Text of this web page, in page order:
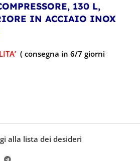
130 L,
IN ACCIAIO INOX
( consegna in 6/7 giorni
alla lista dei desideri